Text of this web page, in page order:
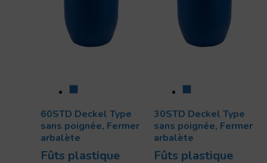
60STD Deckel Type
sans poignée, Fermer
arbalète
Fûts plastique
30STD Deckel Type
sans poignée, Fermer
arbalète
Fûts plastique